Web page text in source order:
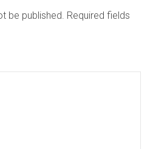
be published. Required fields